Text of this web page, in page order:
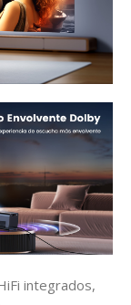
integrados,